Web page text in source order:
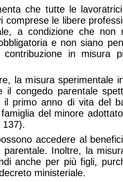
che tutte le
comprese le libere
a condizione che non
e non siano
in misura
la misura sperimentale
il congedo parentale
primo anno di vita del
famiglia del minore
137).
accedere al
Inoltre, la
anche per più figli,
ministeriale.